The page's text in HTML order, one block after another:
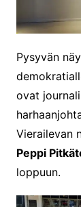
Pysyvän
ovat
Vierailevan
Peppi
loppuun.